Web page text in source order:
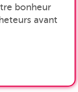
bonheur
avant